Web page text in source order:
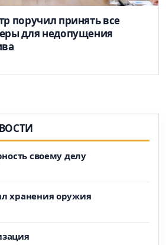
поручил принять все
для недопущения
своему делу
хранения оружия